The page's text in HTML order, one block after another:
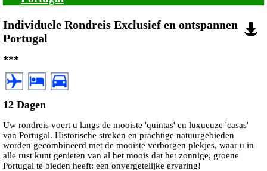
Individuele Rondreis Exclusief en ontspannen
Portugal
***
12 Dagen
Uw rondreis voert u langs de mooiste 'quintas' en luxueuze 'casas'
van Portugal. Historische streken en prachtige natuurgebieden
worden gecombineerd met de mooiste verborgen plekjes, waar u in
alle rust kunt genieten van al het moois dat het zonnige, groene
Portugal te bieden heeft: een onvergetelijke ervaring!